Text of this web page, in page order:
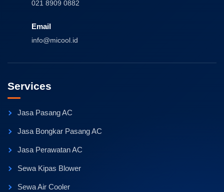
021 8909 0882
Email
info@micool.id
Services
Jasa Pasang AC
Jasa Bongkar Pasang AC
Jasa Perawatan AC
Sewa Kipas Blower
Sewa Air Cooler